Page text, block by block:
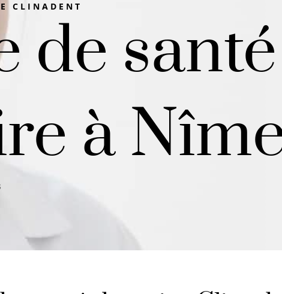
CLINADENT
de santé
à